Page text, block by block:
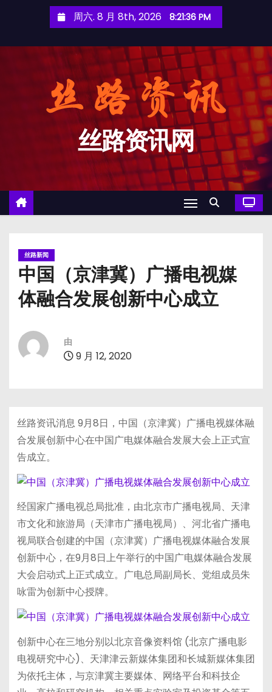
周六. 8 月 8th, 2026 8:21:36 PM
丝路资讯网
丝路新闻
中国（京津冀）广播电视媒
体融合发展创新中心成立
由
9 月 12, 2020
丝路资讯消息 9月8日，中国（京津冀）广播电视媒体融
合发展创新中心在中国广电媒体融合发展大会上正式宣
告成立。
经国家广播电视总局批准，由北京市广播电视局、天津
市文化和旅游局（天津市广播电视局）、河北省广播电
视局联合创建的中国（京津冀）广播电视媒体融合发展
创新中心，在9月8日上午举行的中国广电媒体融合发展
大会启动式上正式成立。广电总局副局长、党组成员朱
咏雷为创新中心授牌。
创新中心在三地分别以北京音像资料馆 (北京广播电影
电视研究中心)、天津津云新媒体集团和长城新媒体集团
为依托主体，与京津冀主要媒体、网络平台和科技企